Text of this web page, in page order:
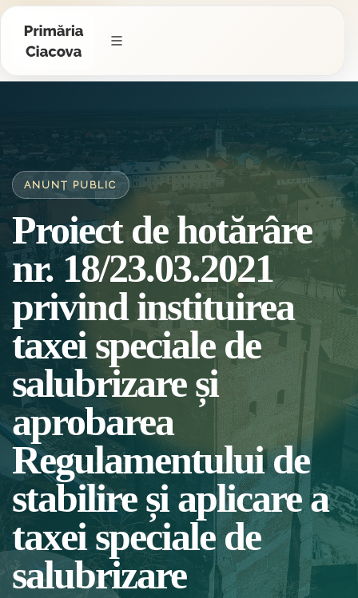
ANUNȚ PUBLIC
Proiect de hotărâre
nr. 18/23.03.2021
privind instituirea
taxei speciale de
salubrizare și
aprobarea
Regulamentului de
stabilire și aplicare a
taxei speciale de
salubrizare